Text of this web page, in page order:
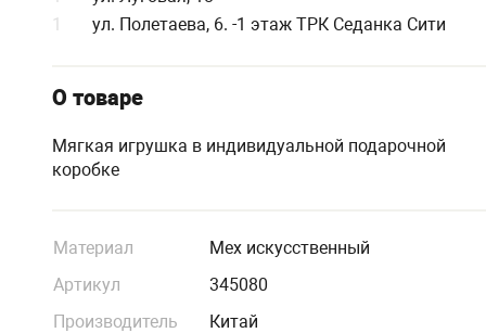
1
ул. Полетаева, 6. -1 этаж ТРК Седанка Сити
О товаре
Мягкая игрушка в индивидуальной подарочной
коробке
Материал
Мех искусственный
Артикул
345080
Производитель
Китай